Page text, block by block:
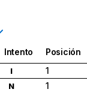
Intento
Posición
I
1
N
1